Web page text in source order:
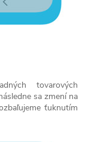
tovarových
sa zmení na
ťuknutím